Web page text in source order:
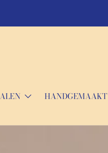
HANDGEMAAKT